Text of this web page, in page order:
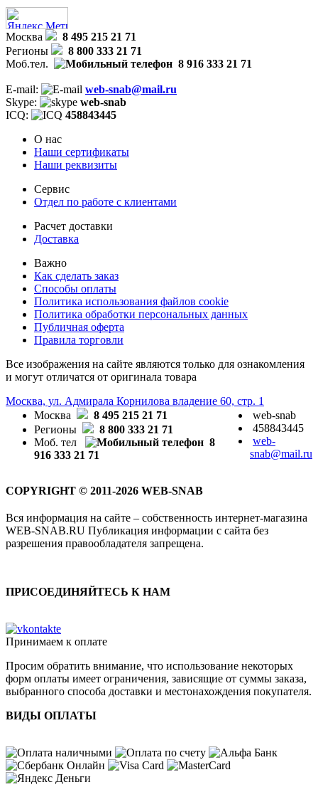
Москва
8 495 215 21 71
Регионы
8 800 333 21 71
Моб.тел.
8 916 333 21 71
E-mail:
web-snab@mail.ru
Skype:
web-snab
ICQ:
458843445
О нас
Наши сертификаты
Наши реквизиты
Сервис
Отдел по работе с клиентами
Расчет доставки
Доставка
Важно
Как сделать заказ
Способы оплаты
Политика использования файлов cookie
Политика обработки персональных данных
Публичная оферта
Правила торговли
Все изображения на сайте являются только для ознакомления
и могут отличатся от оригинала товара
Москва, ул. Адмирала Корнилова владение 60, стр. 1
Москва
8 495 215 21 71
Регионы
8 800 333 21 71
Моб. тел
8
916 333 21 71
web-snab
458843445
web-
snab@mail.ru
COPYRIGHT © 2011-2026 WEB-SNAB
Вся информация на сайте – собственность интернет-магазина
WEB-SNAB.RU Публикация информации с сайта без
разрешения правообладателя запрещена.
ПРИСОЕДИНЯЙТЕСЬ К НАМ
Принимаем к оплате
Просим обратить внимание, что использование некоторых
форм оплаты имеет ограничения, зависящие от суммы заказа,
выбранного способа доставки и местонахождения покупателя.
ВИДЫ ОПЛАТЫ